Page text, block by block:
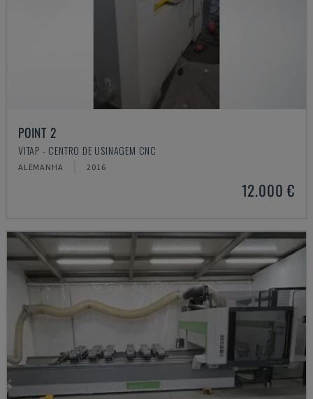
POINT 2
VITAP - CENTRO DE USINAGEM CNC
ALEMANHA 2016
12.000 €